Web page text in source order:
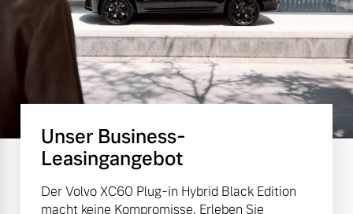
Unser Business-
Leasingangebot
Der Volvo XC60 Plug-in Hybrid Black Edition
macht keine Kompromisse. Erleben Sie